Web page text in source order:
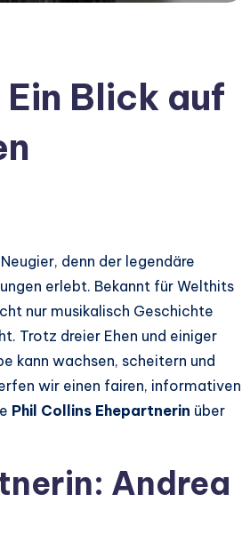
Blick auf
denn der legendäre
erlebt. Bekannt für Welthits
nur musikalisch Geschichte
Trotz dreier Ehen und einiger
kann wachsen, scheitern und
wir einen fairen, informativen
Phil Collins Ehepartnerin über
Andrea